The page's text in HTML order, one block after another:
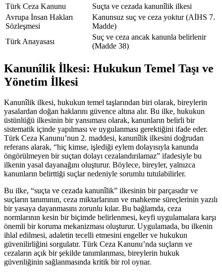
Türk Ceza Kanunu
Suçta ve cezada kanunîlik ilkesi
Avrupa ⁤İnsan Hakları
Sözleşmesi
Kanunsuz suç ve ceza yoktur (AİHS 7.
Madde)
Türk‌ Anayasası
Suç ve ceza ancak kanunla belirlenir ​
(Madde 38)
Kanunîlik İlkesi: Hukukun Temel Taşı​ ve
Yönetim İlkesi
Kanunîlik ilkesi, hukukun temel taşlarından⁢ biri olarak, ‌bireylerin
yasalardan doğan haklarını güvence altına alır. Bu ilke, hukukun
üstünlüğü ilkesinin bir yansıması olarak,⁢ kanunların belirli bir
sistematik içinde yapılması ve⁤ uygulanması gerektiğini ifade eder.
Türk Ceza Kanunu’nun 2. maddesi, kanunîlik ilkesini doğrudan
referans alarak, “hiç kimse, işlediği eylem dolayısıyla kanunda
öngörülmeyen ‌bir suçtan dolayı‍ cezalandırılamaz”​ ifadesiyle bu
ilkenin ⁣yasal‍ dayanağını oluşturur.⁣ Böylece, bireyler, yalnızca
kanunların belirttiği suçlar nedeniyle sorumlu tutulabilirler.
Bu⁤ ilke, “suçta ve cezada kanunîlik” ilkesinin bir‌ parçasıdır ve
suçların tanımının, ceza miktarlarının ve mahkeme süreçlerinin⁣ yazılı
bir yasaya dayanmasını zorunlu kılar. Bu⁣ bağlamda, ceza
normlarının kesin bir ‍biçimde‌ belirlenmesi, keyfi⁢ uygulamalara karşı⁢
önemli bir koruma mekanizması oluşturur. Uygulamada, bu ilkenin
ihlal edilmesi, adaletin tecelli etmesini engeller ve hukukun
güvenilirliğini sorgulatır.⁣ Türk Ceza Kanunu’nda⁢ suçların ve ​
cezaların‌ açık⁣ bir şekilde tanımlanması, ‌bireylerin hukuk
güvenliğinin⁣ sağlanmasında kritik bir rol ​oynar.